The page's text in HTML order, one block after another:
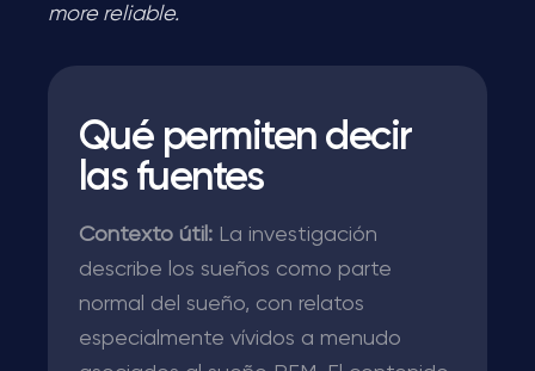
more reliable.
Qué permiten decir
las fuentes
Contexto útil: La investigación
describe los sueños como parte
normal del sueño, con relatos
especialmente vívidos a menudo